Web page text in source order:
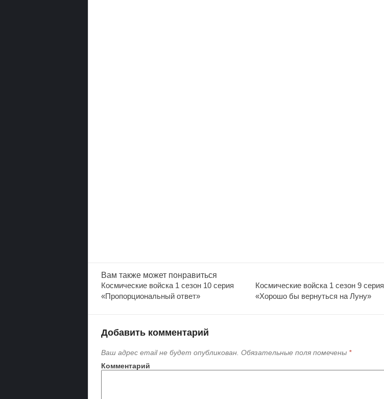
Вам также может понравиться
Космические войска 1 сезон 10 серия
«Пропорциональный ответ»
Космические войска 1 сезон 9 серия
«Хорошо бы вернуться на Луну»
Добавить комментарий
Ваш адрес email не будет опубликован. Обязательные поля помечены *
Комментарий